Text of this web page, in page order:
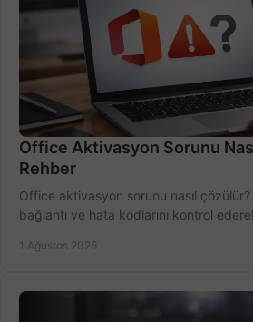
Office Aktivasyon Sorunu
Rehber
Office aktivasyon sorunu nasıl çözülür?
bağlantı ve hata kodlarını kontrol
1 Ağustos 2026